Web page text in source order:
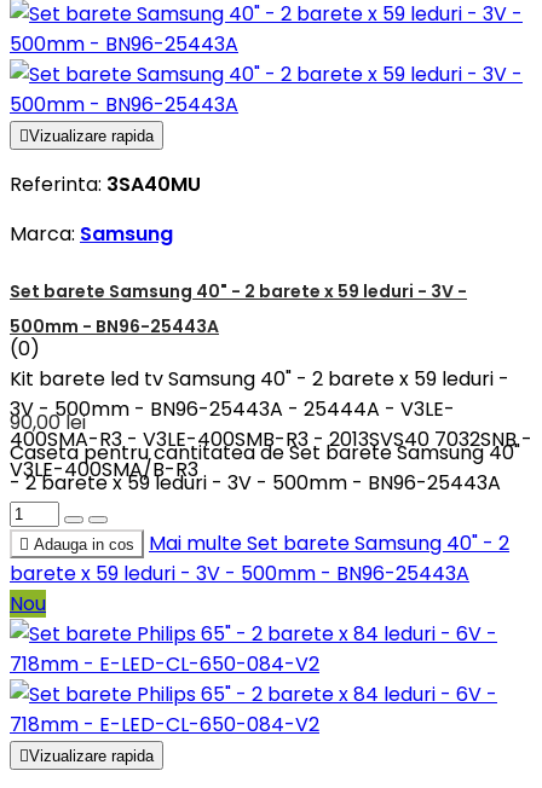
Vizualizare rapida
Referinta: 3SA40MU
Marca: Samsung
Set barete Samsung 40" - 2 barete x 59 leduri - 3V -
500mm - BN96-25443A
(0)
Kit barete led tv Samsung 40" - 2 barete x 59 leduri -
3V - 500mm - BN96-25443A - 25444A - V3LE-
400SMA-R3 - V3LE-400SMB-R3 - 2013SVS40 7032SNB -
V3LE-400SMA/B-R3
90,00 lei
Caseta pentru cantitatea de Set barete Samsung 40"
- 2 barete x 59 leduri - 3V - 500mm - BN96-25443A
 Adauga in cos Mai multeSet barete Samsung 40" - 2
barete x 59 leduri - 3V - 500mm - BN96-25443A
Nou
Vizualizare rapida